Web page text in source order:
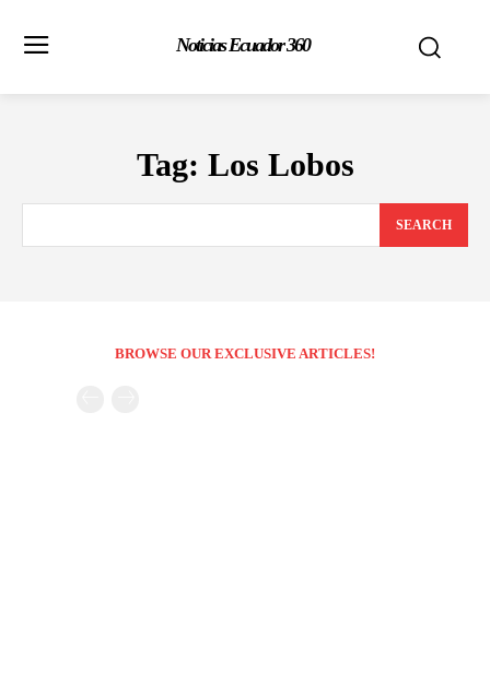
Noticias Ecuador 360
Tag: Los Lobos
SEARCH
BROWSE OUR EXCLUSIVE ARTICLES!